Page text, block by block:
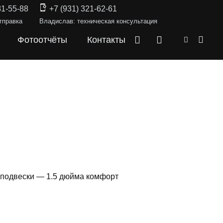
55-88 +7 (931) 321-62-61
Владислав: техническая консультация
Фотоотчёты Контакты
— 1.5 дюйма комфорт